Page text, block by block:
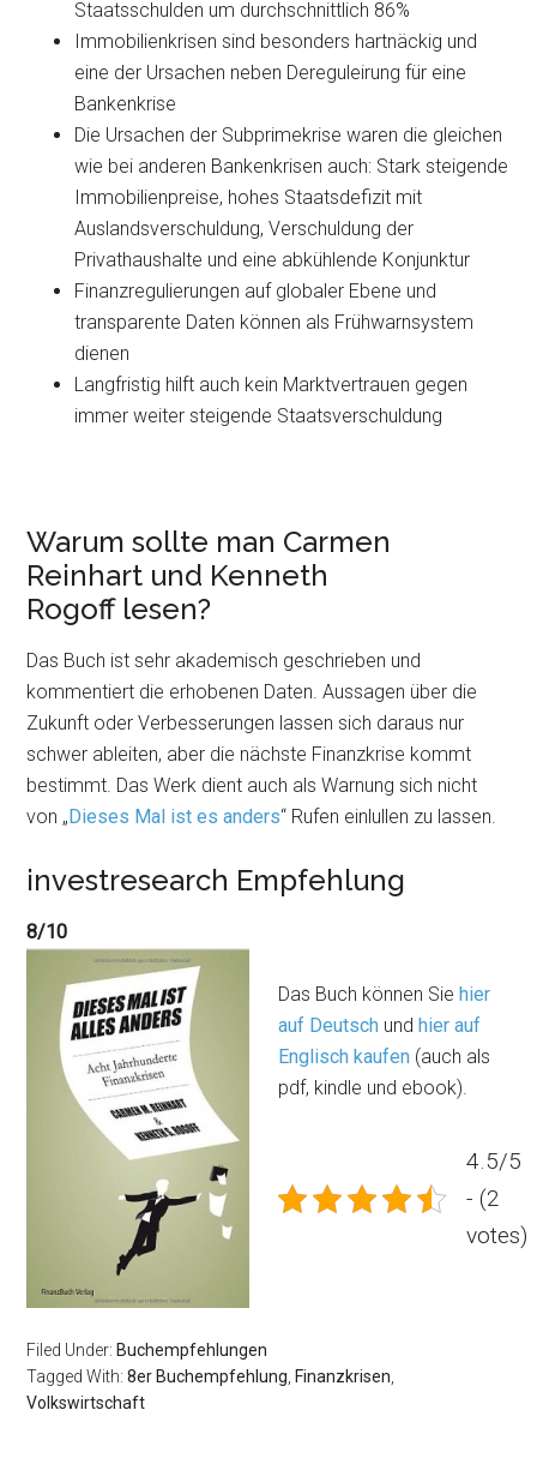
Staatsschulden um durchschnittlich 86%
Immobilienkrisen sind besonders hartnäckig und
eine der Ursachen neben Dereguleirung für eine
Bankenkrise
Die Ursachen der Subprimekrise waren die gleichen
wie bei anderen Bankenkrisen auch: Stark steigende
Immobilienpreise, hohes Staatsdefizit mit
Auslandsverschuldung, Verschuldung der
Privathaushalte und eine abkühlende Konjunktur
Finanzregulierungen auf globaler Ebene und
transparente Daten können als Frühwarnsystem
dienen
Langfristig hilft auch kein Marktvertrauen gegen
immer weiter steigende Staatsverschuldung
Warum sollte man Carmen
Reinhart und Kenneth
Rogoff lesen?
Das Buch ist sehr akademisch geschrieben und
kommentiert die erhobenen Daten. Aussagen über die
Zukunft oder Verbesserungen lassen sich daraus nur
schwer ableiten, aber die nächste Finanzkrise kommt
bestimmt. Das Werk dient auch als Warnung sich nicht
von „Dieses Mal ist es anders“ Rufen einlullen zu lassen.
investresearch Empfehlung
8/10
Das Buch können Siehier
auf Deutsch undhier auf
Englisch kaufen (auch als
pdf, kindle und ebook).
4.5/5
- (2
votes)
Filed Under: Buchempfehlungen
Tagged With:8er Buchempfehlung Finanzkrisen
Volkswirtschaft